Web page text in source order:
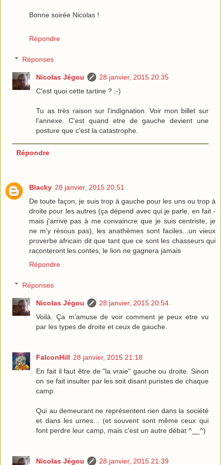
Bonne soirée Nicolas !
Répondre
Réponses
Nicolas Jégou
28 janvier, 2015 20:35
C'est quoi cette tartine ? ;-)
Tu as très raison sur l'indignation. Voir mon billet sur
l'annexe. C'est quand etre de gauche devient une
posture que c'est la catastrophe.
Répondre
Blacky 28 janvier, 2015 20:51
De toute façon, je suis trop à gauche pour les uns ou trop à
droite pour les autres (ça dépend avec qui je parle, en fait -
mais j'arrive pas à me convaincre que je suis centriste, je
ne m'y résous pas), les anathèmes sont faciles...un vieux
proverbe africain dit que tant que ce sont les chasseurs qui
raconteront les contes, le lion ne gagnera jamais
Répondre
Réponses
Nicolas Jégou
28 janvier, 2015 20:54
Voilà. Ça m'amuse de voir comment je peux etre vu
par les types de droite et ceux de gauche.
FalconHill 28 janvier, 2015 21:18
En fait il faut être de "la vraie" gauche ou droite. Sinon
on se fait insulter par les soit disant puristes de chaque
camp.
Qui au demeurant ne représentent rien dans la société
et dans les urnes... (et souvent sont même ceux qui
font perdre leur camp, mais c'est un autre débat ^__^)
Nicolas Jégou 28 janvier, 2015 21:39